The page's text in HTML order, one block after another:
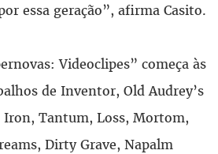
essa geração”, afirma Casito.
Videoclipes” começa às
de Inventor, Old Audrey’s
Tantum, Loss, Mortom,
Dirty Grave, Napalm